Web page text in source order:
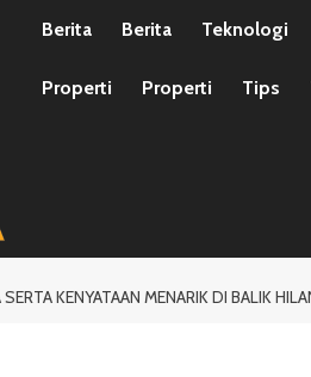
Berita Berita Teknologi
Properti Properti Tips
KENYATAAN MENARIK DI BALIK